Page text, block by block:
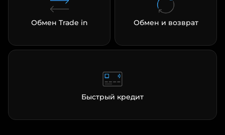
Обмен Trade in Обмен и возврат
Быстрый кредит